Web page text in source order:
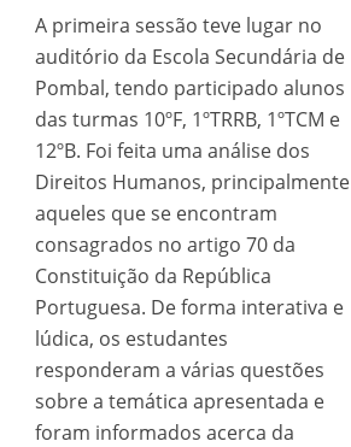
A primeira sessão teve lugar no
auditório da Escola Secundária de
Pombal, tendo participado alunos
das turmas 10ºF, 1ºTRRB, 1ºTCM e
12ºB. Foi feita uma análise dos
Direitos Humanos, principalmente
aqueles que se encontram
consagrados no artigo 70 da
Constituição da República
Portuguesa. De forma interativa e
lúdica, os estudantes
responderam a várias questões
sobre a temática apresentada e
foram informados acerca da